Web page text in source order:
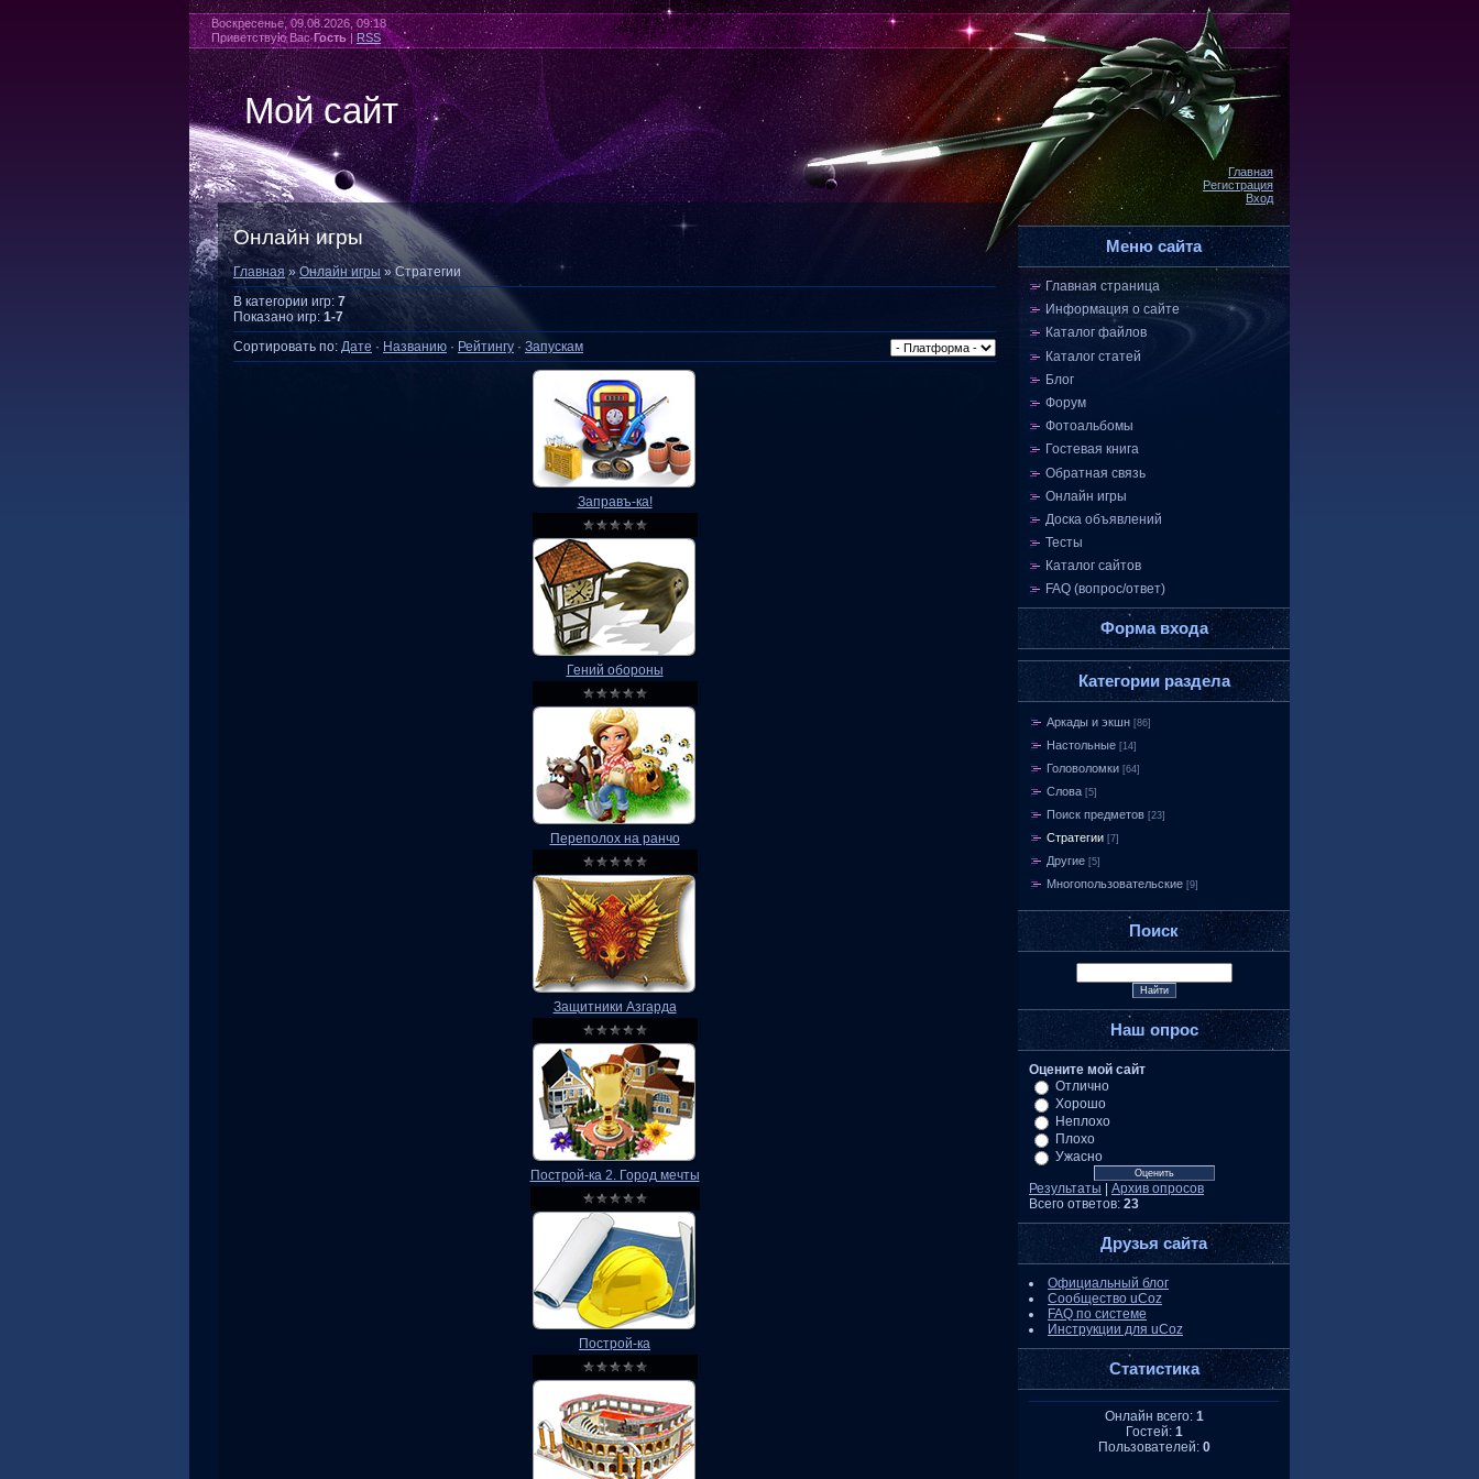
Воскресенье, 09.08.2026, 09:18
Приветствую Вас Гость|RSS
Мой сайт
Главная
Регистрация
Вход
Онлайн игры
Главная »Онлайн игры » Стратегии
В категории игр: 7
Показано игр:1-7
Сортировать по: Дате · Названию · Рейтингу · Запускам
Заправъ-ка!
Гений обороны
Переполох на ранчо
Защитники Азгарда
Построй-ка 2. Город мечты
Построй-ка
Меню сайта
Главная страница
Информация о сайте
Каталог файлов
Каталог статей
Блог
Форум
Фотоальбомы
Гостевая книга
Обратная связь
Онлайн игры
Доска объявлений
Тесты
Каталог сайтов
FAQ (вопрос/ответ)
Форма входа
Категории раздела
Аркады и экшн [86]
Настольные [14]
Головоломки [64]
Слова [5]
Поиск предметов [23]
Стратегии [7]
Другие [5]
Многопользовательские [9]
Поиск
Наш опрос
Оцените мой сайт
Отлично
Хорошо
Неплохо
Плохо
Ужасно
Результаты
Архив опросов
Всего ответов: 23
Друзья сайта
Официальный блог
Сообщество uCoz
FAQ по системе
Инструкции для uCoz
Статистика
Онлайн всего: 1
Гостей: 1
Пользователей: 0